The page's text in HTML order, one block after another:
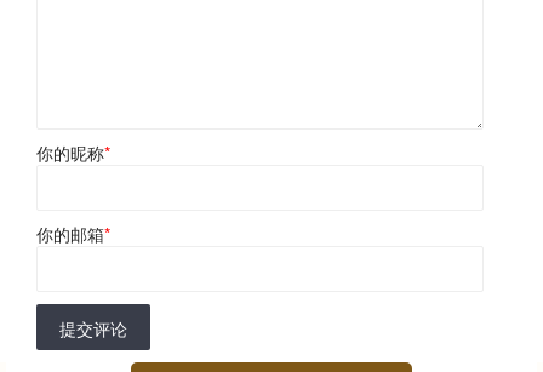
你的昵称*
你的邮箱*
提交评论